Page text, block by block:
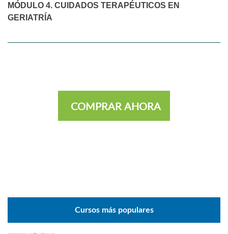
MÓDULO 4. CUIDADOS TERAPÉUTICOS EN
GERIATRÍA
COMPRAR AHORA
Cursos más populares